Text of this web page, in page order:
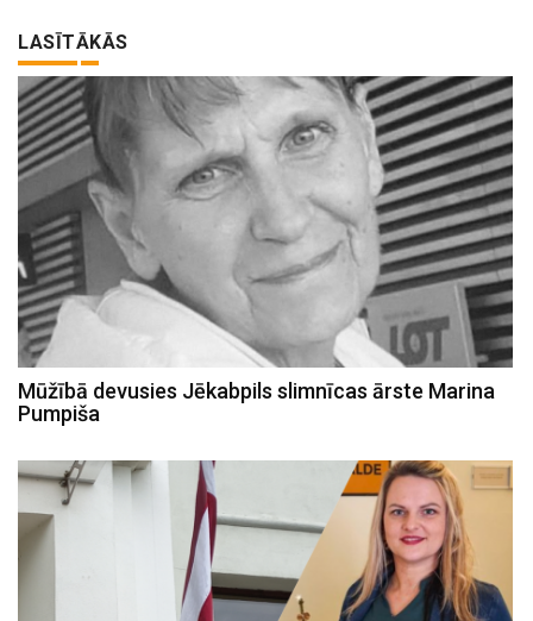
LASĪTĀKĀS
Mūžībā devusies Jēkabpils slimnīcas ārste Marina
Pumpiša